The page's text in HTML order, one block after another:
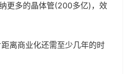
更多的晶体管(200多亿)，效
离商业化还需至少几年的时